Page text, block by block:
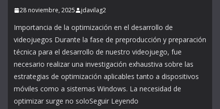
28 noviembre, 2025 jdavilag2
Importancia de la optimización en el desarrollo de
videojuegos Durante la fase de preproducción y preparación
técnica para el desarrollo de nuestro videojuego, fue
necesario realizar una investigación exhaustiva sobre las
estrategias de optimización aplicables tanto a dispositivos
móviles como a sistemas Windows. La necesidad de
optimizar surge no soloSeguir Leyendo